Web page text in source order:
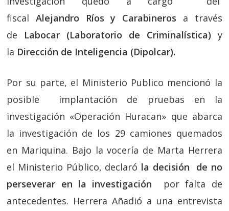
fiscalAlejandro Ríos y Carabineros a través
de Labocar (Laboratorio de Criminalística) y
la Dirección de Inteligencia (Dipolcar).
Por su parte, el Ministerio Publico mencionó la
posible implantación de pruebas en la
investigación «Operación Huracan» que abarca
la investigación de los 29 camiones quemados
en Mariquina. Bajo la vocería de Marta Herrera
el Ministerio Público, declaró la decisión de no
perseverar en la investigación
por falta de
antecedentes. Herrera Añadió a una entrevista